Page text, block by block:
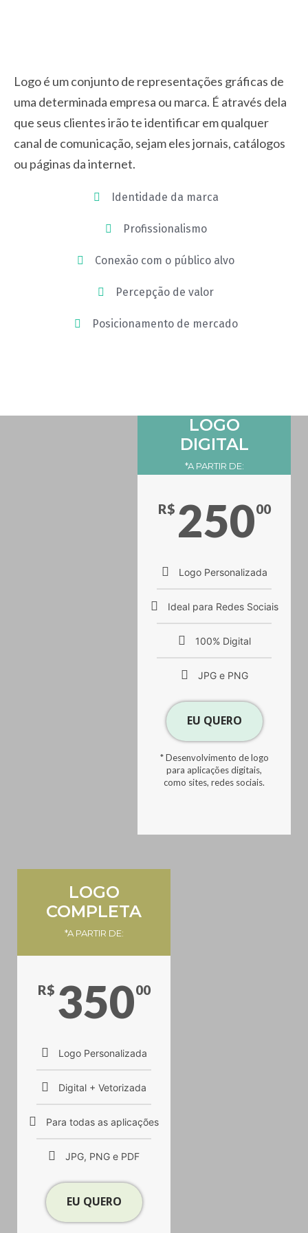
Logo é um conjunto de representações gráficas de
uma determinada empresa ou marca. É através dela
que seus clientes irão te identificar em qualquer
canal de comunicação, sejam eles jornais, catálogos
ou páginas da internet.
Identidade da marca
Profissionalismo
Conexão com o público alvo
Percepção de valor
Posicionamento de mercado
LOGO
DIGITAL
*A PARTIR DE:
R$ 25000
Logo Personalizada
Ideal para Redes Sociais
100% Digital
JPG e PNG
EU QUERO
* Desenvolvimento de logo
para aplicações digitais,
como sites, redes sociais.
LOGO
COMPLETA
*A PARTIR DE:
R$ 35000
Logo Personalizada
Digital + Vetorizada
Para todas as aplicações
JPG, PNG e PDF
EU QUERO